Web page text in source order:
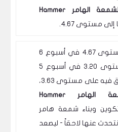
الشمعة الهامر Hammer
مستوى 4.67.
هبوط السهم من مستوى 4.67 في أسبوع 6
أكتوبر 2019 إلى مستوى 3.20 في أسبوع 5
يناير 2020 والذي أغلق فيه على مستوى 3.63،
الشمعة الهامر Hammer
وبناء شمعة هامر
عنها لاحقاً - ليصعد